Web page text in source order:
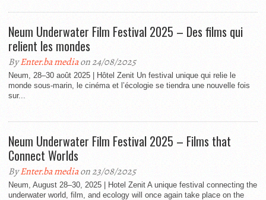
Neum Underwater Film Festival 2025 – Des films qui
relient les mondes
ByEnter.ba mediaon 24/08/2025
Neum, 28–30 août 2025 | Hôtel Zenit Un festival unique qui relie le
monde sous-marin, le cinéma et l’écologie se tiendra une nouvelle fois
sur...
Neum Underwater Film Festival 2025 – Films that
Connect Worlds
ByEnter.ba mediaon 23/08/2025
Neum, August 28–30, 2025 | Hotel Zenit A unique festival connecting the
underwater world, film, and ecology will once again take place on the